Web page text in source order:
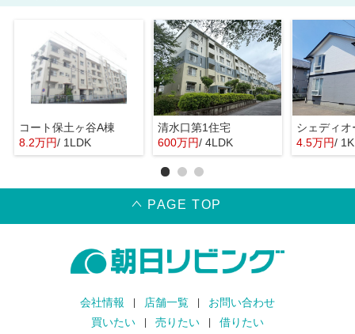
コート保土ヶ谷A棟
8.2万円/ 1LDK
清水口第1住宅
600万円/ 4LDK
シェディオ
4.5万円/ 1K
PAGE TOP
会社情報 店舗一覧
お問い合わせ
買いたい
売りたい 借りたい